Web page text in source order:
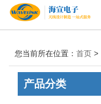
您当前所在位置： 首页 >
产品分类